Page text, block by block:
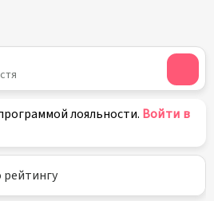
лояльности. Войти в